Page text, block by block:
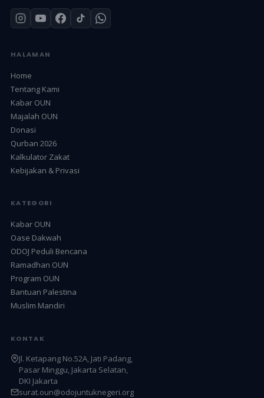
HALAMAN
Home
Tentang Kami
Kabar OUN
Majalah OUN
Donasi
Qurban 2026
Kalkulator Zakat
Kebijakan & Privasi
KATEGORI
Kabar OUN
Oase Dakwah
ODOJ Peduli Bencana
Ramadhan OUN
Program OUN
Bantuan Palestina
Muslim Mandiri
KONTAK
Jl. Ketapang No.52A, Jati Padang,
Pasar Minggu, Jakarta Selatan,
DKI Jakarta
surat.oun@odojuntuknegeri.org